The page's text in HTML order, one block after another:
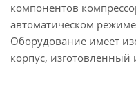
компонентов
автоматическом
Оборудование имеет
корпус, изготовленный